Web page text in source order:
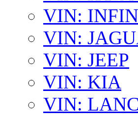
VIN:
VIN:
VIN: JEEP
VIN: KIA
VIN: